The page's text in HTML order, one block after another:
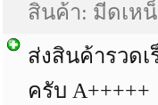
สินค้า: มีดเห
ส่งสินค้ารวด
ครับ A+++++